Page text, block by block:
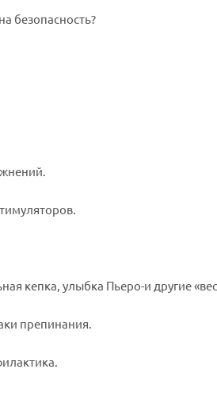
безопасность?
кепка, улыбка Пьеро-и другие
препинания.